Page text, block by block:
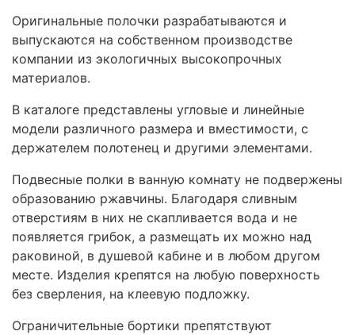
Оригинальные полочки разрабатываются и
выпускаются на собственном производстве
компании из экологичных высокопрочных
материалов.
В каталоге представлены угловые и линейные
модели различного размера и вместимости, с
держателем полотенец и другими элементами.
Подвесные полки в ванную комнату не подвержены
образованию ржавчины. Благодаря сливным
отверстиям в них не скапливается вода и не
появляется грибок, а размещать их можно над
раковиной, в душевой кабине и в любом другом
месте. Изделия крепятся на любую поверхность
без сверления, на клеевую подложку.
Ограничительные бортики препятствуют